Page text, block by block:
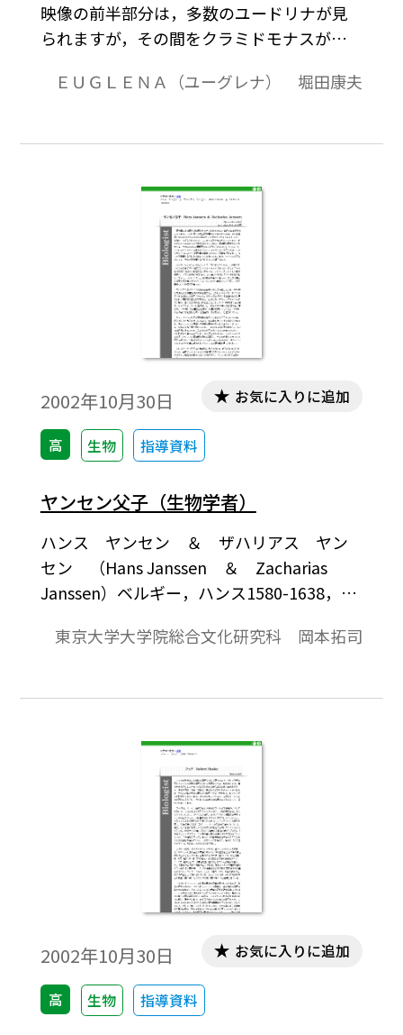
映像の前半部分は，多数のユードリナが見
られますが，その間をクラミドモナスがす
パンドリナも見られます。後半は，ユードリ
夫。「高校理科デジタルコンテンツDVD-
ＥＵＧＬＥＮＡ（ユーグレナ） 堀田康夫
2002年10月30日
高 生物 指導資料
お気に入りに追加
ヤンセン父子（生物学者）
ハンス ヤンセン ＆ ザハリアス ヤン
セン （Hans Janssen ＆ Zacharias
Janssen）ベルギー，ハンス1580-1638，ヤ
による研究が成果を産み出し始めるのは17
の光学顕微鏡の基となったものは，その半
のミッデルビュルトでつくられた，と考え
られている。ここまでは確かなのだが，い
ったい，だれがという点になると一致が得
られていない。顕微鏡の歴史を述べた本で
は，その市の3人の眼鏡屋の名前が挙げられ
ている。ハンス・リッペルスハイとハンス
およびザハリアスのヤンセン父子である。
このうちリッペルスハイが顕微鏡を製作し
たという明確な証拠はなく，むしろ望遠鏡
を製作した人物と考えられている。他方，
ヤンセン父子については，彼らが顕微鏡を
製作したという証言がある。
東京大学大学院総合文化研究科 岡本拓司
2002年10月30日
高 生物 指導資料
お気に入りに追加